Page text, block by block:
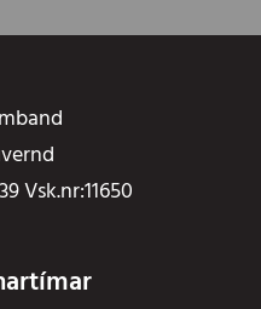
Vsk.nr:11650